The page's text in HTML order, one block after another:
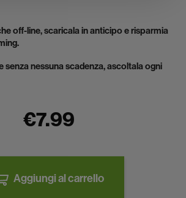
off-line, scaricala in anticipo e risparmia
senza nessuna scadenza, ascoltala ogni
€7.99
Aggiungi al carrello